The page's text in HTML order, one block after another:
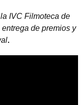
IVC Filmoteca de
de premios y
.